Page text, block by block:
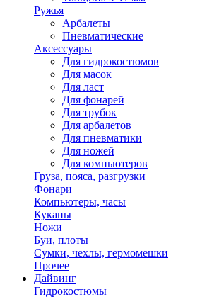
Ружья
Арбалеты
Пневматические
Аксессуары
Для гидрокостюмов
Для масок
Для ласт
Для фонарей
Для трубок
Для арбалетов
Для пневматики
Для ножей
Для компьютеров
Груза, пояса, разгрузки
Фонари
Компьютеры, часы
Куканы
Ножи
Буи, плоты
Сумки, чехлы, гермомешки
Прочее
Дайвинг
Гидрокостюмы